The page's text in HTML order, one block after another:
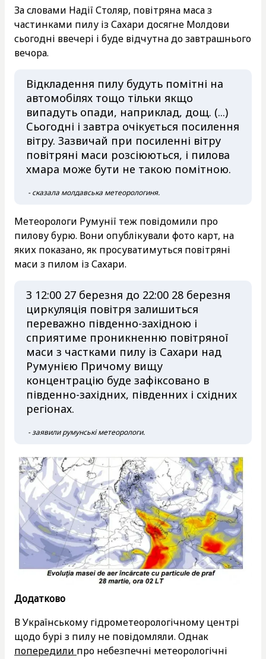
За словами Надії Столяр, повітряна маса з
частинками пилу із Сахари досягне Молдови
сьогодні ввечері і буде відчутна до завтрашнього
вечора.
Відкладення пилу будуть помітні на
автомобілях тощо тільки якщо
випадуть опади, наприклад, дощ. (...)
Сьогодні і завтра очікується посилення
вітру. Зазвичай при посиленні вітру
повітряні маси розсіюються, і пилова
хмара може бути не такою помітною.
- сказала молдавська метеорологиня.
Метеорологи Румунії теж повідомили про
пилову бурю. Вони опублікували фото карт, на
яких показано, як просуватимуться повітряні
маси з пилом із Сахари.
З 12:00 27 березня до 22:00 28 березня
циркуляція повітря залишиться
переважно південно-західною і
сприятиме проникненню повітряної
маси з частками пилу із Сахари над
Румунією Причому вищу
концентрацію буде зафіксовано в
південно-західних, південних і східних
регіонах.
- заявили румунські метеорологи.
Додатково
В Українському гідрометеорологічному центрі
щодо бурі з пилу не повідомляли. Однак
попередили про небезпечні метеорологічні